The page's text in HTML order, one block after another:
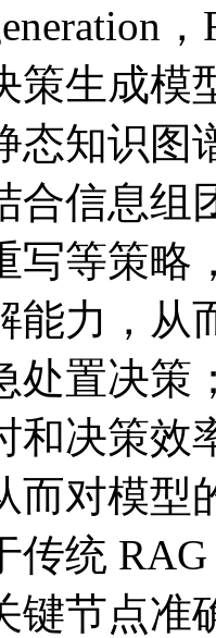
策生成模
态知识图
合信息组
写等策略
能力，从
处置决策
和决策效
而对模型
传统
键节点准